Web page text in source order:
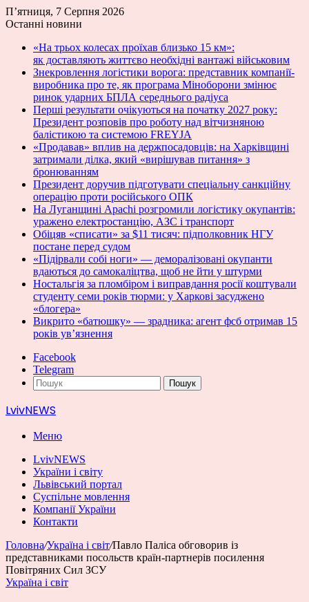
П’ятниця, 7 Серпня 2026
Останні новини
«На трьох колесах проїхав близько 15 км»:
як доставляють життєво необхідні вантажі військовим
Знекровлення логістики ворога: представник компанії-
виробника про те, як програма Міноборони змінює
ринок ударних БПЛА середнього радіуса
Перші результати очікуються на початку 2027 року:
Президент розповів про роботу над вітчизняною
балістикою та системою FREYJA
«Продавав» вплив на держпосадовців: на Харківщині
затримали ділка, який «вирішував питання» з
бронюванням
Президент доручив підготувати спеціальну санкційну
операцію проти російського ОПК
На Луганщині Apachi розгромили логістику окупантів:
уражено електростанцію, АЗС і транспорт
Обіцяв «списати» за $11 тисяч: підполковник НГУ
постане перед судом
«Підірвали собі ноги» — деморалізовані окупанти
вдаються до самокаліцтва, щоб не йти у штурми
Ностальгія за пломбіром і виправдання росії коштували
студенту семи років тюрми: у Харкові засуджено
«блогера»
Викрито «батюшку» — зрадника: агент фсб отримав 15
років ув’язнення
Facebook
Telegram
Пошук
LvivNEWS
Меню
LvivNEWS
України і світу
Львівський портал
Суспільне мовлення
Компанії України
Контакти
Головна/Україна і світ/Павло Паліса обговорив із
представниками посольств країн-партнерів посилення
Повітряних Сил ЗСУ
Україна і світ